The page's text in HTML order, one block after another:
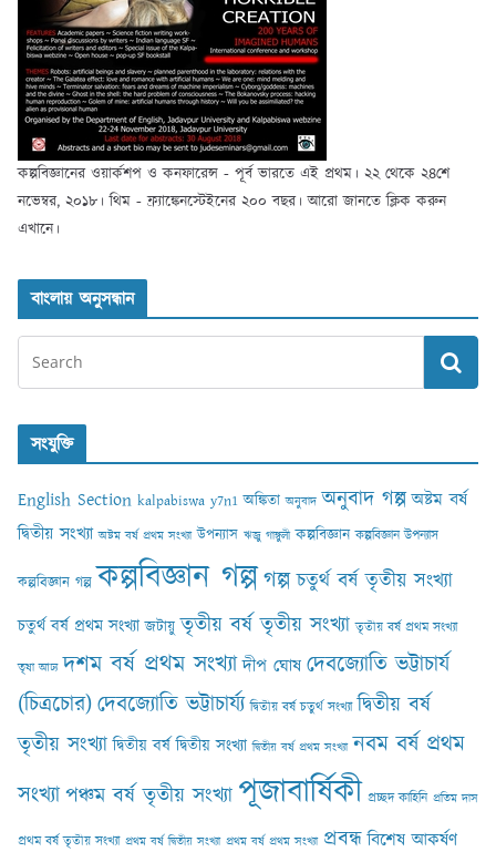
কল্পবিজ্ঞানের ওয়ার্কশপ ও কনফারেন্স - পূর্ব ভারতে এই প্রথম। ২২ থেকে ২৪শে
নভেম্বর, ২০১৮। থিম - ফ্র্যাঙ্কেনস্টেইনের ২০০ বছর। আরো জানতে ক্লিক করুন
এখানে।
বাংলায় অনুসন্ধান
সংযুক্তি
English Section kalpabiswa y7n1 অঙ্কিতা অনুবাদ অনুবাদ গল্প অষ্টম বর্ষ
দ্বিতীয় সংখ্যা অষ্টম বর্ষ প্রথম সংখ্যা উপন্যাস ঋজু গাঙ্গুলী কল্পবিজ্ঞান কল্পবিজ্ঞান উপন্যাস
কল্পবিজ্ঞান গল্প কল্পবিজ্ঞান গল্পগল্প চতুর্থ বর্ষ তৃতীয় সংখ্যা
চতুর্থ বর্ষ প্রথম সংখ্যা জটায়ু তৃতীয় বর্ষ তৃতীয় সংখ্যা তৃতীয় বর্ষ প্রথম সংখ্যা
তৃষা আঢ‍্য দশম বর্ষ প্রথম সংখ্যা দীপ ঘোষ দেবজ্যোতি ভট্টাচার্য
(চিত্রচোর)দেবজ্যোতি ভট্টাচার্য্য দ্বিতীয় বর্ষ চতুর্থ সংখ্যা দ্বিতীয় বর্ষ
তৃতীয় সংখ্যা দ্বিতীয় বর্ষ দ্বিতীয় সংখ্যা দ্বিতীয় বর্ষ প্রথম সংখ্যা নবম বর্ষ প্রথম
সংখ্যাপঞ্চম বর্ষ তৃতীয় সংখ্যা পূজাবার্ষিকী প্রচ্ছদ কাহিনি প্রতিম দাস
প্রথম বর্ষ তৃতীয় সংখ্যা প্রথম বর্ষ দ্বিতীয় সংখ্যা প্রথম বর্ষ প্রথম সংখ্যা প্রবন্ধ বিশেষ আকর্ষণ